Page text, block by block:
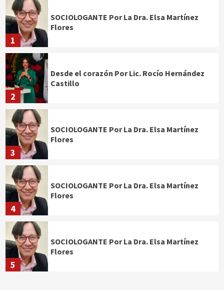
1
SOCIOLOGANTE Por La Dra. Elsa Martínez
Flores
2
Desde el corazón Por Lic. Rocío Hernández
Castillo
3
SOCIOLOGANTE Por La Dra. Elsa Martínez
Flores
4
SOCIOLOGANTE Por La Dra. Elsa Martínez
Flores
5
SOCIOLOGANTE Por La Dra. Elsa Martínez
Flores